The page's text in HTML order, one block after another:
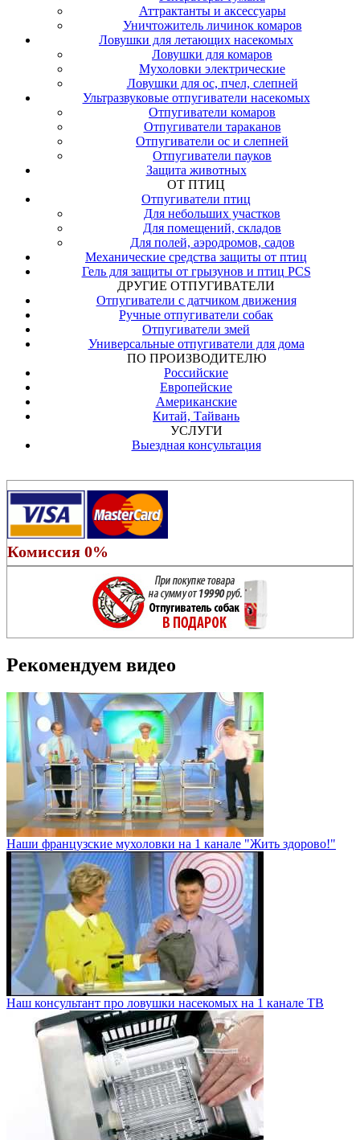
Аттрактанты и аксессуары
Уничтожитель личинок комаров
Ловушки для летающих насекомых
Ловушки для комаров
Мухоловки электрические
Ловушки для ос, пчел, слепней
Ультразвуковые отпугиватели насекомых
Отпугиватели комаров
Отпугиватели тараканов
Отпугиватели ос и слепней
Отпугиватели пауков
Защита животных
ОТ ПТИЦ
Отпугиватели птиц
Для небольших участков
Для помещений, складов
Для полей, аэродромов, садов
Механические средства защиты от птиц
Гель для защиты от грызунов и птиц PCS
ДРУГИЕ ОТПУГИВАТЕЛИ
Отпугиватели с датчиком движения
Ручные отпугиватели собак
Отпугиватели змей
Универсальные отпугиватели для дома
ПО ПРОИЗВОДИТЕЛЮ
Российские
Европейские
Американские
Китай, Тайвань
УСЛУГИ
Выездная консультация
Комиссия 0%
Рекомендуем видео
Наши французские мухоловки на 1 канале "Жить здорово!"
Наш консультант про ловушки насекомых на 1 канале ТВ